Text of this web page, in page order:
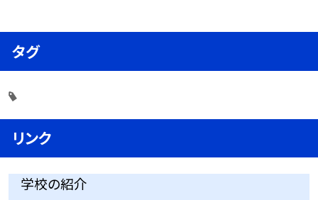
タグ
リンク
学校の紹介